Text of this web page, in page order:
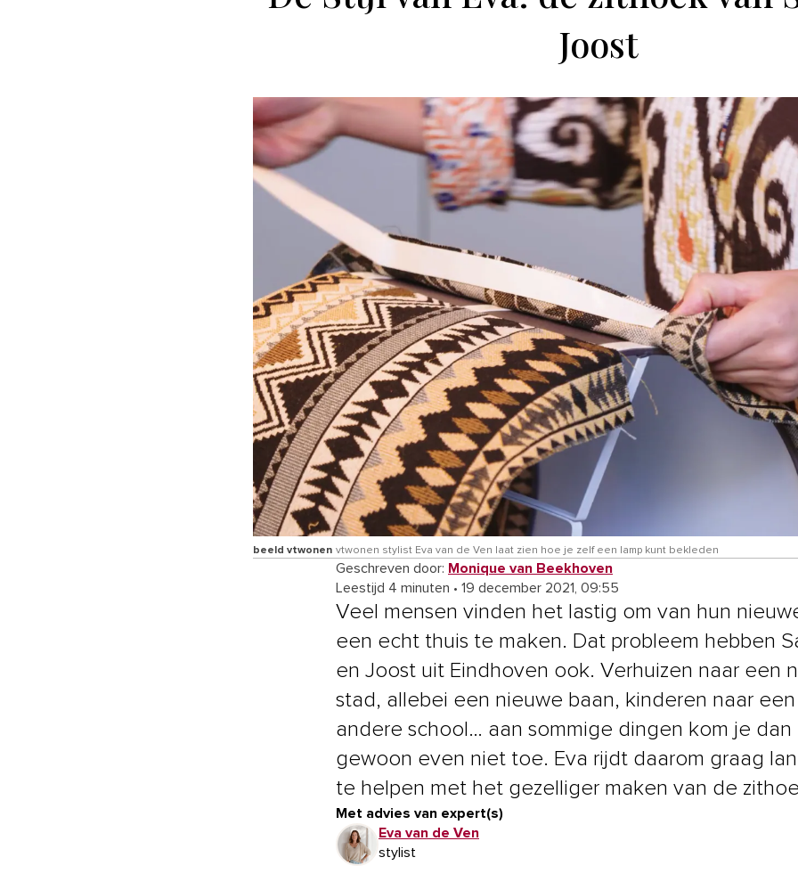
Joost
beeld vtwonen vtwonen stylist Eva van de Ven laat zien hoe je zelf een lamp kunt bekleden
Geschreven door: Monique van Beekhoven
Leestijd 4 minuten • 19 december 2021, 09:55
Veel mensen vinden het lastig om van hun
een echt thuis te maken. Dat probleem hebben
en Joost uit Eindhoven ook. Verhuizen naar een
stad, allebei een nieuwe baan, kinderen naar een
andere school… aan sommige dingen kom je dan
gewoon even niet toe. Eva rijdt daarom graag
te helpen met het gezelliger maken van de
Met advies van expert(s)
Eva van de Ven
stylist